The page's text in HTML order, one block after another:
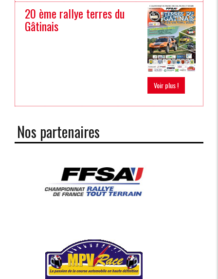
20 ème rallye terres du
Gâtinais
Voir plus !
Nos partenaires